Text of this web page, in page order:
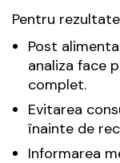
Pentru
Post
analiza face
complet.
Evitarea
înainte de
Informarea